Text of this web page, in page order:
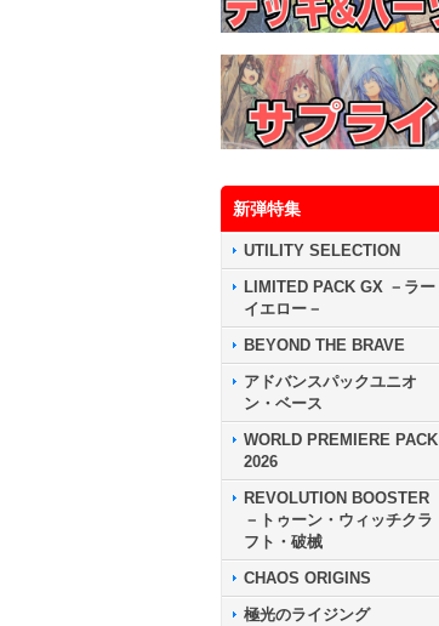
新弾特集
UTILITY SELECTION
LIMITED PACK GX －ラー
イエロー－
BEYOND THE BRAVE
アドバンスパックユニオ
ン・ベース
WORLD PREMIERE PACK
2026
REVOLUTION BOOSTER
－トゥーン・ウィッチクラ
フト・破械
CHAOS ORIGINS
極光のライジング